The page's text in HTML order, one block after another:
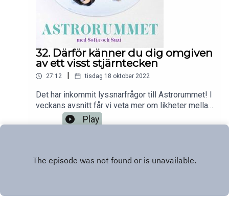
32. Därför känner du dig omgiven
av ett visst stjärntecken
27:12 | tisdag 18 oktober 2022
Det har inkommit lyssnarfrågor till Astrorummet! I
veckans avsnitt får vi veta mer om likheter mellan
personer som är födda med exakt samma
ascendentgrad, om det stämmer att vissa
ibland känner sig omgiven av ett visst tecken.En
Play